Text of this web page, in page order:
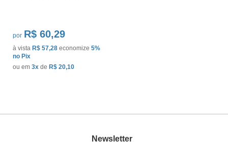
por R$ 60,29
à vista R$ 57,28 economize 5%
no Pix
ou em 3x de R$ 20,10
Newsletter